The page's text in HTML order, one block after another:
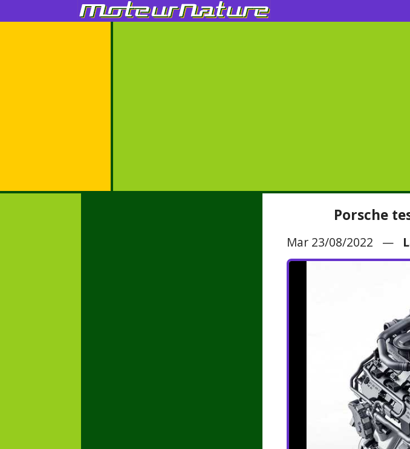
Porsche
Mar 23/08/2022 —